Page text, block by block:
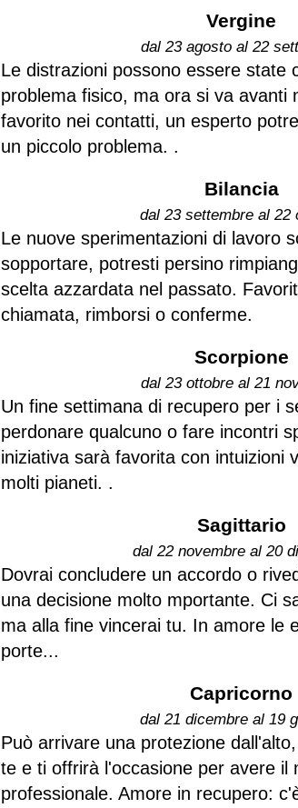
Vergine
dal 23 agosto al 22
Le distrazioni possono essere state
problema fisico, ma ora si va avanti
favorito nei contatti, un esperto
un piccolo problema. .
Bilancia
dal 23 settembre al 22
Le nuove sperimentazioni di lavoro
sopportare, potresti persino
scelta azzardata nel passato.
chiamata, rimborsi o conferme.
Scorpione
dal 23 ottobre al 21
Un fine settimana di recupero per i
perdonare qualcuno o fare incontri
iniziativa sarà favorita con intuizioni
molti pianeti. .
Sagittario
dal 22 novembre al 20
Dovrai concludere un accordo o
una decisione molto mportante. Ci
ma alla fine vincerai tu. In amore le
porte...
Capricorno
dal 21 dicembre al 19
Può arrivare una protezione
te e ti offrirà l'occasione per avere il
professionale. Amore in recupero: